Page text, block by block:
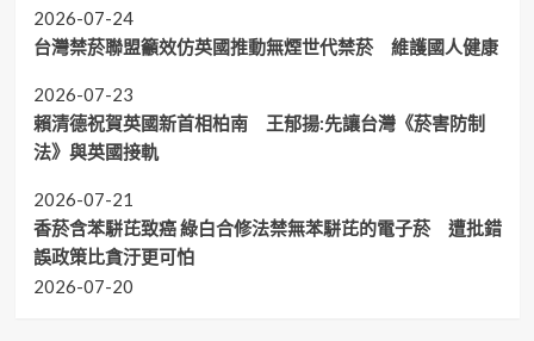
2026-07-24
台灣禁菸聯盟籲效仿英國推動無煙世代禁菸 維護國人健康
2026-07-23
賴清德祝賀英國新首相柏南 王郁揚:先讓台灣《菸害防制
法》與英國接軌
2026-07-21
香菸含苯駢芘致癌 綠白合修法禁無苯駢芘的電子菸 遭批錯
誤政策比貪汙更可怕
2026-07-20